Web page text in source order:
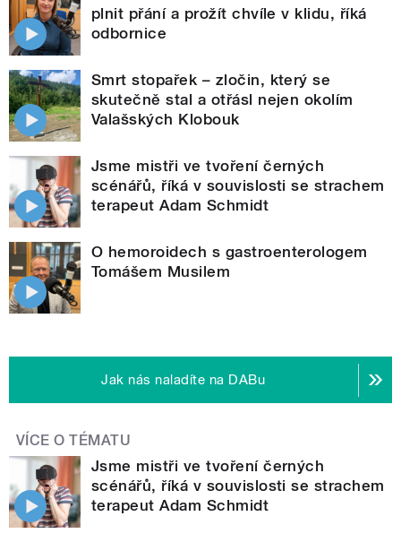
plnit přání a prožít chvíle v klidu, říká
odbornice
Smrt stopařek – zločin, který se
skutečně stal a otřásl nejen okolím
Valašských Klobouk
Jsme mistři ve tvoření černých
scénářů, říká v souvislosti se strachem
terapeut Adam Schmidt
O hemoroidech s gastroenterologem
Tomášem Musilem
Jak nás naladíte na DABu
VÍCE O TÉMATU
Jsme mistři ve tvoření černých
scénářů, říká v souvislosti se strachem
terapeut Adam Schmidt